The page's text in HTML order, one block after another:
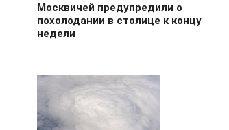
Москвичей предупредили о
похолодании в столице к концу
недели